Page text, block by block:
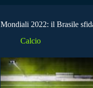
Mondiali 2022: il Brasile
Calcio